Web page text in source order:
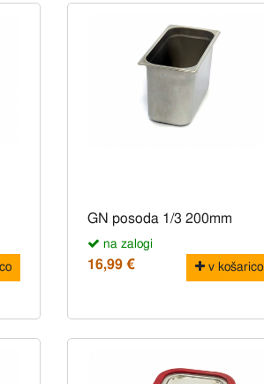
GN posoda 1/3 200mm
na zalogi
16,99 € v košarico